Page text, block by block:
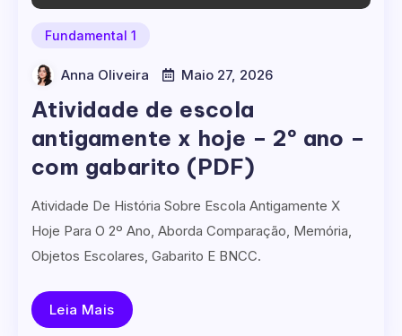
Fundamental 1
Anna Oliveira Maio 27, 2026
Atividade de escola
antigamente x hoje – 2º ano –
com gabarito (PDF)
Atividade De História Sobre Escola Antigamente X
Hoje Para O 2º Ano, Aborda Comparação, Memória,
Objetos Escolares, Gabarito E BNCC.
Leia Mais